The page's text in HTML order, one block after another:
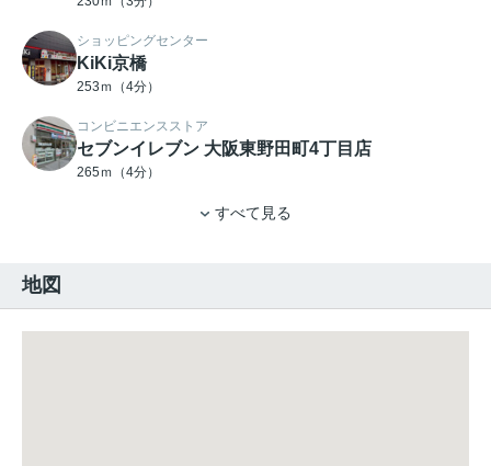
ショッピングセンター
KiKi京橋
253ｍ（4分）
コンビニエンスストア
セブンイレブン 大阪東野田町4丁目店
265ｍ（4分）
すべて見る
地図